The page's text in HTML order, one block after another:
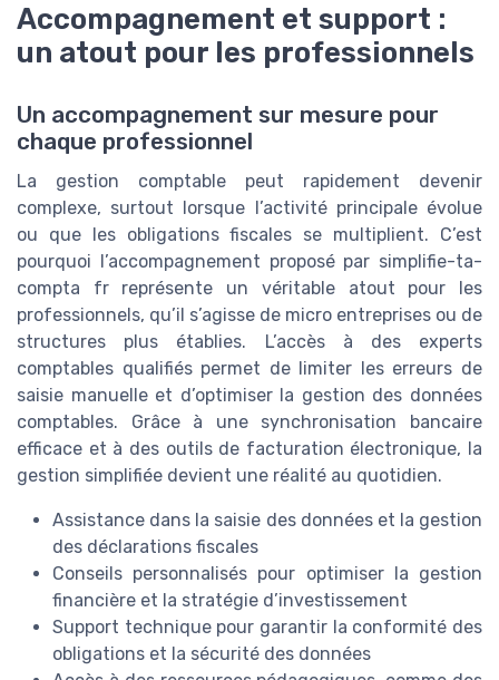
Accompagnement et support :
un atout pour les professionnels
Un accompagnement sur mesure pour
chaque professionnel
La gestion comptable peut rapidement devenir
complexe, surtout lorsque l’activité principale évolue
ou que les obligations fiscales se multiplient. C’est
pourquoi l’accompagnement proposé par simplifie-ta-
compta fr représente un véritable atout pour les
professionnels, qu’il s’agisse de micro entreprises ou de
structures plus établies. L’accès à des experts
comptables qualifiés permet de limiter les erreurs de
saisie manuelle et d’optimiser la gestion des données
comptables. Grâce à une synchronisation bancaire
efficace et à des outils de facturation électronique, la
gestion simplifiée devient une réalité au quotidien.
Assistance dans la saisie des données et la gestion
des déclarations fiscales
Conseils personnalisés pour optimiser la gestion
financière et la stratégie d’investissement
Support technique pour garantir la conformité des
obligations et la sécurité des données